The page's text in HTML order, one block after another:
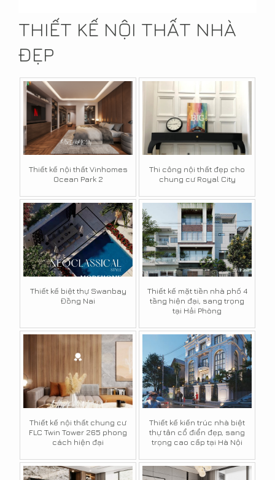
THIẾT KẾ NỘI THẤT NHÀ
ĐẸP
Thiết kế nội thất Vinhomes
Ocean Park 2
Thi công nội thất đẹp cho
chung cư Royal City
Thiết kế biệt thự Swanbay
Đồng Nai
Thiết kế mặt tiền nhà phố 4
tầng hiện đại, sang trọng
tại Hải Phòng
Thiết kế nội thất chung cư
FLC Twin Tower 265 phong
cách hiện đại
Thiết kế kiến trúc nhà biệt
thự tân cổ điển đẹp, sang
trọng cao cấp tại Hà Nội